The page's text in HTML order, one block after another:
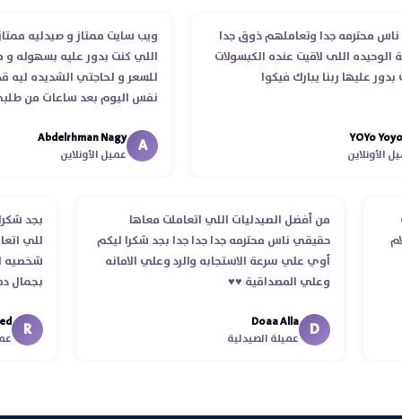
محترمه جدا وتعاملهم ذوق جدا
اللى لاقيت عنده الكبسولات
عليها ربنا يبارك فيكوا
YOYo
ويب سايت ممتاز و صيدليه ممتازه
اللي كنت بدور عليه بسهوله و من
للسعر و لحاجتي الشديده ليه
نفس اليوم بعد ساعات من طلبي
انتهاء موعد عمله ..فضل يتابع
استلمت ..شكرا جزيلا ليكم
A
Abdelrhman Nagy
عميل الأونلاين
من أفضل الصيدليات اللي اتعاملت معاها
حقيقي ناس محترمه جدا جدا جدا بجد شكرا ليكم
أوي علي سرعة الاستجابه والرد وعلي الامانه
وعلي المصداقية ♥️♥️‏
D
Doaa Alla
عميلة الصيدلية
بجد
للي
R